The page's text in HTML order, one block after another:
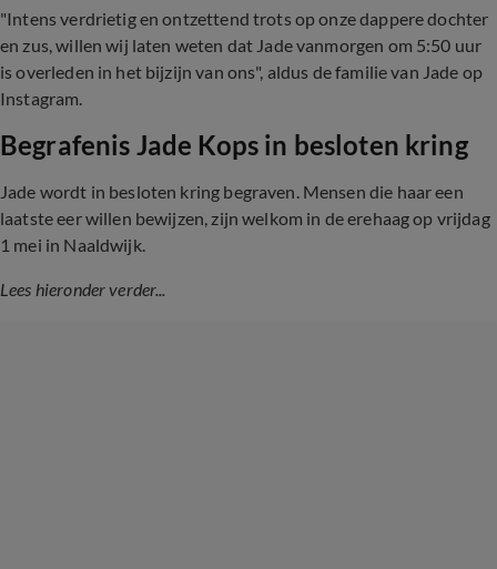
"Intens verdrietig en ontzettend trots op onze dappere dochter
en zus, willen wij laten weten dat Jade vanmorgen om 5:50 uur
is overleden in het bijzijn van ons", aldus de familie van Jade op
Instagram.
Begrafenis Jade Kops in besloten kring
Jade wordt in besloten kring begraven. Mensen die haar een
laatste eer willen bewijzen, zijn welkom in de erehaag op vrijdag
1 mei in Naaldwijk.
Lees hieronder verder...